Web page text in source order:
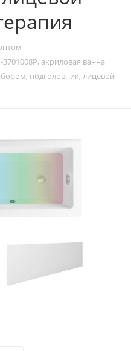
—
акриловая ванна
подголовник, лицевой